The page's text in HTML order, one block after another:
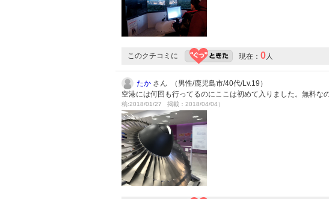
このクチコミに 現在： 0人
たか さん （男性/鹿児島市/40代/Lv.19）
空港には何回も行ってるのにここは初めて入りました。無料な
稿:2018/01/27 掲載：2018/04/04）